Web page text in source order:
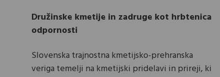
Družinske kmetije in zadruge kot hrbtenica
odpornosti
Slovenska trajnostna kmetijsko-prehranska
veriga temelji na kmetijski pridelavi in prireji, ki